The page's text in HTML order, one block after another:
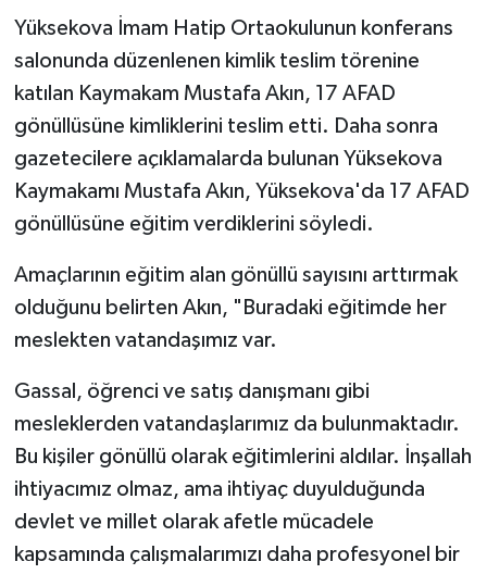
Yüksekova İmam Hatip Ortaokulunun konferans
salonunda düzenlenen kimlik teslim törenine
katılan Kaymakam Mustafa Akın, 17 AFAD
gönüllüsüne kimliklerini teslim etti. Daha sonra
gazetecilere açıklamalarda bulunan Yüksekova
Kaymakamı Mustafa Akın, Yüksekova'da 17 AFAD
gönüllüsüne eğitim verdiklerini söyledi.
Amaçlarının eğitim alan gönüllü sayısını arttırmak
olduğunu belirten Akın, "Buradaki eğitimde her
meslekten vatandaşımız var.
Gassal, öğrenci ve satış danışmanı gibi
mesleklerden vatandaşlarımız da bulunmaktadır.
Bu kişiler gönüllü olarak eğitimlerini aldılar. İnşallah
ihtiyacımız olmaz, ama ihtiyaç duyulduğunda
devlet ve millet olarak afetle mücadele
kapsamında çalışmalarımızı daha profesyonel bir